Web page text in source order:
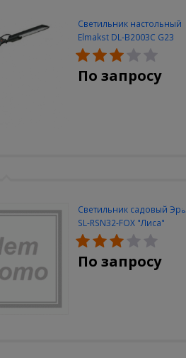
Светильник настольный
Elmakst DL-B2003C G23
черный струбцина
По запросу
Светильник садовый Эра
SL-RSN32-FOX "Лиса"
солн.бат, полистоун,
цветной, 32 см
По запросу